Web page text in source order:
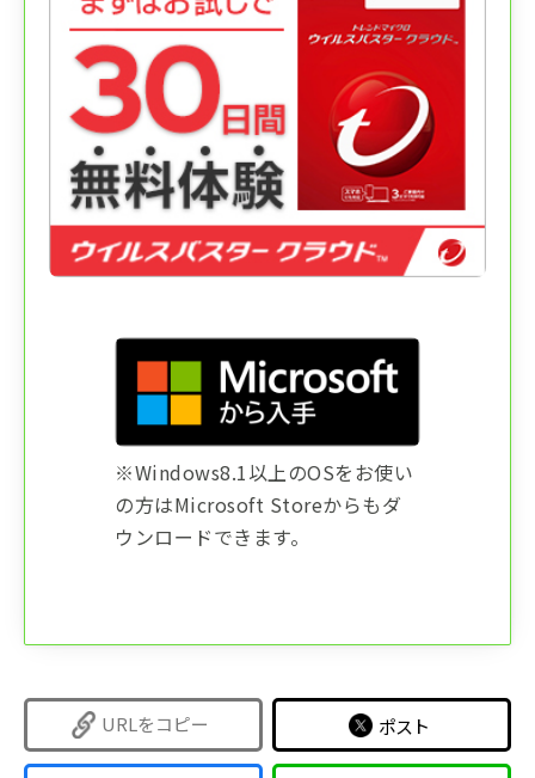
※Windows8.1以上のOSをお使い
の方はMicrosoft Storeからもダ
ウンロードできます。
URLをコピー ポスト